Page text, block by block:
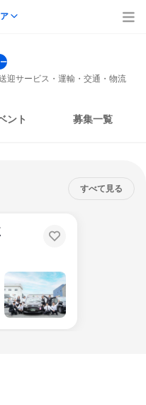
迎サービス・運輸・交通・物流
ント 募集一覧
すべて見る